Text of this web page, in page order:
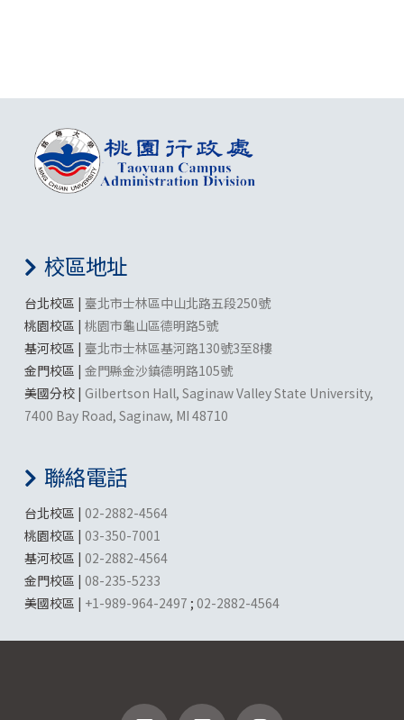
校區地址
台北校區 | 臺北市士林區中山北路五段250號
桃園校區 | 桃園市龜山區德明路5號
基河校區 | 臺北市士林區基河路130號3至8樓
金門校區 | 金門縣金沙鎮德明路105號
美國分校 | Gilbertson Hall, Saginaw Valley State University,
7400 Bay Road, Saginaw, MI 48710
聯絡電話
台北校區 | 02-2882-4564
桃園校區 | 03-350-7001
基河校區 | 02-2882-4564
金門校區 | 08-235-5233
美國校區 | +1-989-964-2497 ; 02-2882-4564